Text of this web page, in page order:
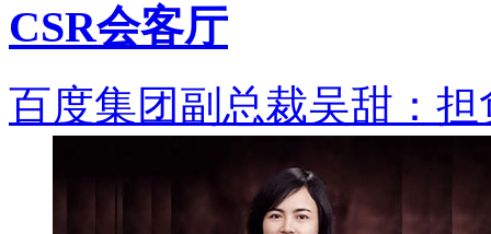
CSR会客厅
百度集团副总裁吴甜：